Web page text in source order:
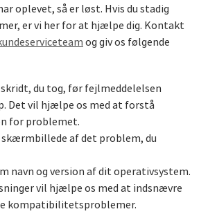
oplevet, så er løst. Hvis du stadig
er vi her for at hjælpe dig. Kontakt
og giv os følgende
skridt, du tog, før fejlmeddelelsen
Det vil hjælpe os med at forstå
for problemet.
skærmbillede af det problem, du
navn og version af dit operativsystem.
vil hjælpe os med at indsnævre
kompatibilitetsproblemer.